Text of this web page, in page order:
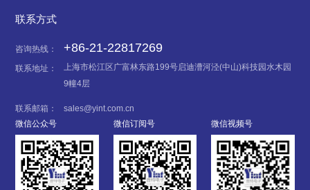
联系方式
咨询热线： +86-21-22817269
联系地址：
上海市松江区广富林东路199号启迪漕河泾(中山)科技园水木园
9幢4层
联系邮箱：
sales@yint.com.cn
微信公众号
微信订阅号 微信视频号